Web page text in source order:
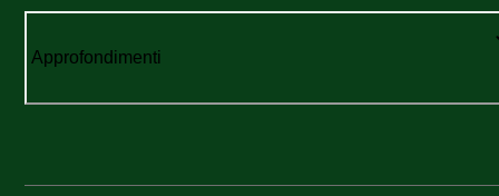
Approfondimenti